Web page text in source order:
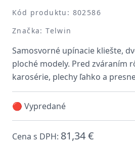
Kód produktu: 802586
Značka: Telwin
Samosvorné upínacie kliešte,
ploché modely. Pred zváraním
karosérie, plechy ľahko a
🔴 Vypredané
Cena s DPH: 81,34 €